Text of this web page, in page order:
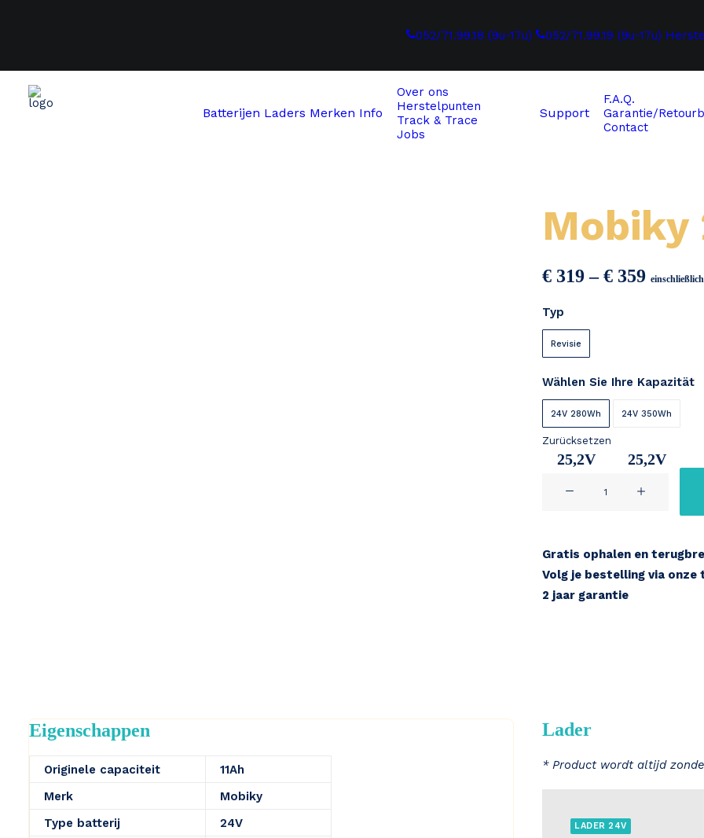
052/71.99.18 (9u-17u) 052/71.99.19 (9u-17u)
Batterijen Laders Merken Info
Over ons
Herstelpunten
Track & Trace
Jobs
Support
F.A.Q.
Garantie/
Contact
Mobiky
€ 319 –€ 359
Typ
Revisie
Wählen Sie Ihre Kapazität
24V 280Wh
25,2V
24V 350Wh
25,2V
14Ah
Zurücksetzen
Gratis ophalen en
Volg je bestelling via
2 jaar garantie
Eigenschappen
Originele capaciteit
11Ah
Merk
Mobiky
Type batterij
24V
Lader
* Product wordt altijd
LADER 24V